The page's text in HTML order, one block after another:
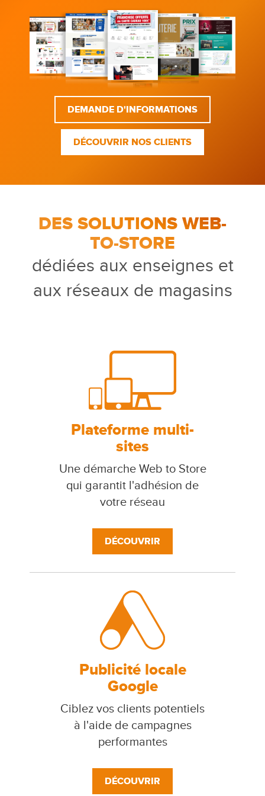
DEMANDE D'INFORMATIONS
DÉCOUVRIR NOS CLIENTS
DES SOLUTIONS WEB-
TO-STORE
dédiées aux enseignes et
aux réseaux de magasins
Plateforme multi-
sites
Une démarche Web to Store
qui garantit l'adhésion de
votre réseau
DÉCOUVRIR
Publicité locale
Google
Ciblez vos clients potentiels
à l'aide de campagnes
performantes
DÉCOUVRIR